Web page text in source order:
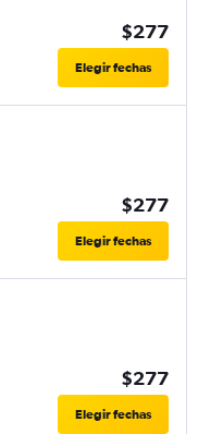
$277
Elegir fechas
$277
Elegir fechas
$277
Elegir fechas